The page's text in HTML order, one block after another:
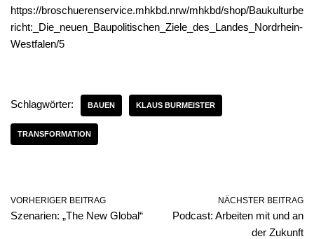
https://broschuerenservice.mhkbd.nrw/mhkbd/shop/Baukulturbe
richt:_Die_neuen_Baupolitischen_Ziele_des_Landes_Nordrhein-
Westfalen/5
Schlagwörter: BAUEN KLAUS BURMEISTER
TRANSFORMATION
VORHERIGER BEITRAG
Szenarien: „The New Global“
NÄCHSTER BEITRAG
Podcast: Arbeiten mit und an
der Zukunft